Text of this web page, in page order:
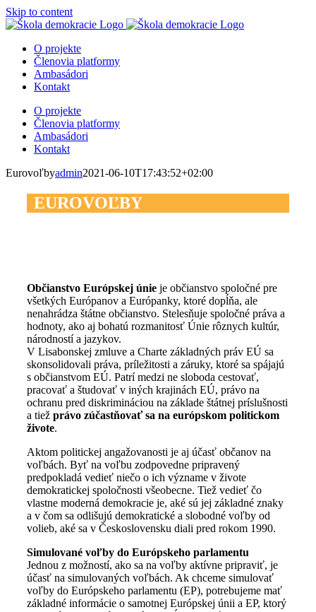
Skip to content
O projekte
Členovia platformy
Ambasádori
Kontakt
O projekte
Členovia platformy
Ambasádori
Kontakt
Eurovoľbyadmin2021-06-10T17:43:52+02:00
EUROVOĽBY
Občianstvo Európskej únieje občianstvo spoločné pre
všetkých Európanov a Európanky, ktoré dopĺňa, ale
nenahrádza štátne občianstvo. Stelesňuje spoločné práva a
hodnoty, ako aj bohatú rozmanitosť Únie rôznych kultúr,
národností a jazykov.
V Lisabonskej zmluve a Charte základných práv EÚ sa
skonsolidovali práva, príležitosti a záruky, ktoré sa spájajú
s občianstvom EÚ. Patrí medzi ne sloboda cestovať,
pracovať a študovať v iných krajinách EÚ, právo na
ochranu pred diskrimináciou na základe štátnej príslušnosti
a tiež právo zúčastňovať sa na európskom politickom
živote.
Aktom politickej angažovanosti je aj účasť občanov na
voľbách. Byť na voľbu zodpovedne pripravený
predpokladá vedieť niečo o ich význame v živote
demokratickej spoločnosti všeobecne. Tiež vedieť čo
vlastne moderná demokracie je, aké sú jej základné znaky
a v čom sa odlišujú demokratické a slobodné voľby od
volieb, aké sa v Československu diali pred rokom 1990.
Simulované voľby do Európskeho parlamentu
Jednou z možností, ako sa na voľby aktívne pripraviť, je
účasť na simulovaných voľbách. Ak chceme simulovať
voľby do Európskeho parlamentu (EP), potrebujeme mať
základné informácie o samotnej Európskej únii a EP, ktorý